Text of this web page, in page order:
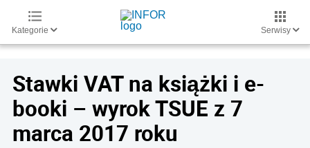
Kategorie Serwisy
Stawki VAT na książki i e-
booki – wyrok TSUE z 7
marca 2017 roku